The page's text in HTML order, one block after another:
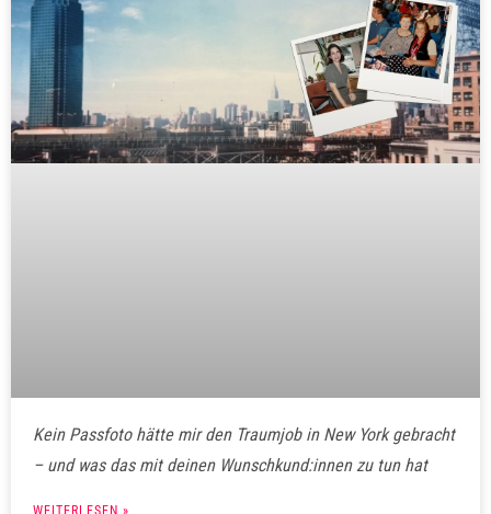
Kein Passfoto hätte mir den Traumjob in New York gebracht
– und was das mit deinen Wunschkund:innen zu tun hat
WEITERLESEN »